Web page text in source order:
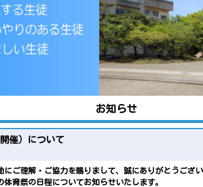
お知らせ
催）について
にご理解・ご協力を賜りまして、誠にありがとうござい
体育祭の日程についてお知らせいたします。